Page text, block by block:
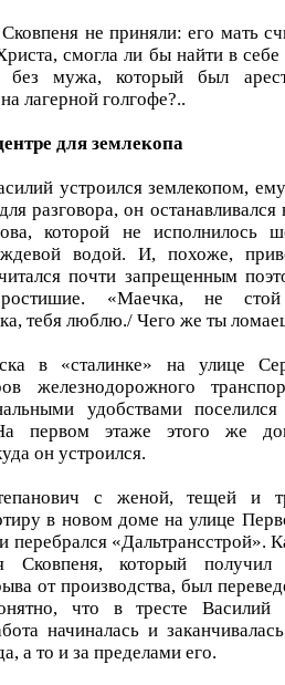
не приняли: его мать
смогла ли бы найти в
без мужа, который был
лагерной голгофе?..
для землекопа
устроился землекопом,
разговора, он
которой не исполнилось
водой. И, похоже,
почти запрещенным
«Маечка, не
тебя люблю./ Чего же ты
в «сталинке» на улице
железнодорожного
удобствами
первом этаже этого же
он устроился.
с женой, тещей и
в новом доме на улице
перебрался «Дальтрансстрой».
Сковпеня, который получил
от производства, был
что в тресте Василий
начиналась и
а то и за пределами его.